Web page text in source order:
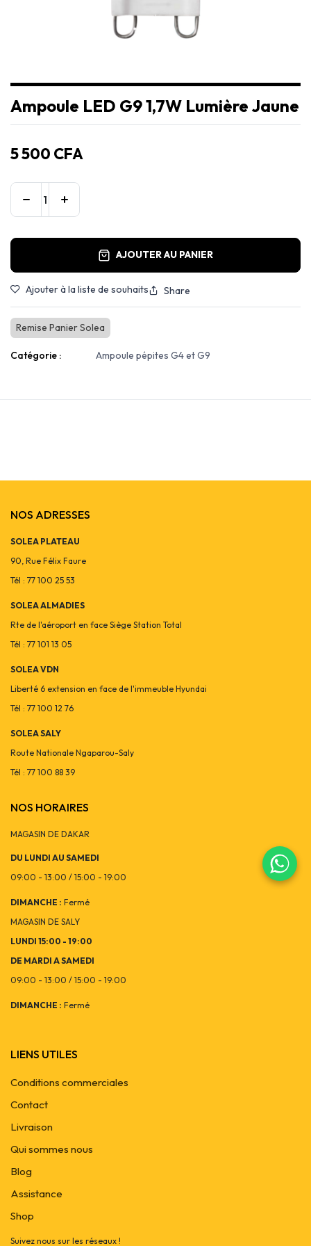
Ampoule LED G9 1,7W Lumière Jaune
5 500 CFA
AJOUTER AU PANIER
Ajouter à la liste de souhaits Share
Remise Panier Solea
Catégorie : Ampoule pépites G4 et G9
NOS ADRESSES
SOLEA PLATEAU
90, Rue Félix Faure
Tél : 77 100 25 53
SOLEA ALMADIES
Rte de l'aéroport en face Siège Station Total
Tél : 77 101 13 05
SOLEA VDN
Liberté 6 extension en face de l'immeuble Hyundai
Tél : 77 100 12 76
SOLEA SALY
Route Nationale Ngaparou-Saly
Tél : 77 100 88 39
NOS HORAIRES
MAGASIN DE DAKAR
DU LUNDI AU SAMEDI
09:00 - 13:00 / 15:00 - 19:00
DIMANCHE : Fermé
MAGASIN DE SALY
LUNDI 15:00 - 19:00
DE MARDI A SAMEDI
09:00 - 13:00 / 15:00 - 19:00
DIMANCHE : Fermé
LIENS UTILES
Conditions commerciales
Contact
Livraison
Qui sommes nous
Blog
Assistance
Shop
Suivez nous sur les réseaux !